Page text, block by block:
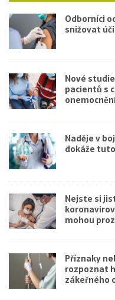
Odborníci
snižovat
Nové
pacientů s
Naděje v
dokáže
Nejste si
mohou
Příznaky
rozpoznat
zákeřného